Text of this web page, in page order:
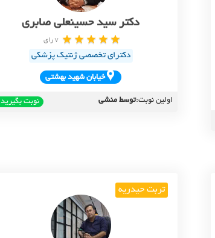
دکتر سید حسینعلی صابری
7 رای
دکترای تخصصی ژنتیک پزشکی
خيابان شهيد بهشتي
اولین نوبت:توسط منشی نوبت بگیرید
تربت حیدریه